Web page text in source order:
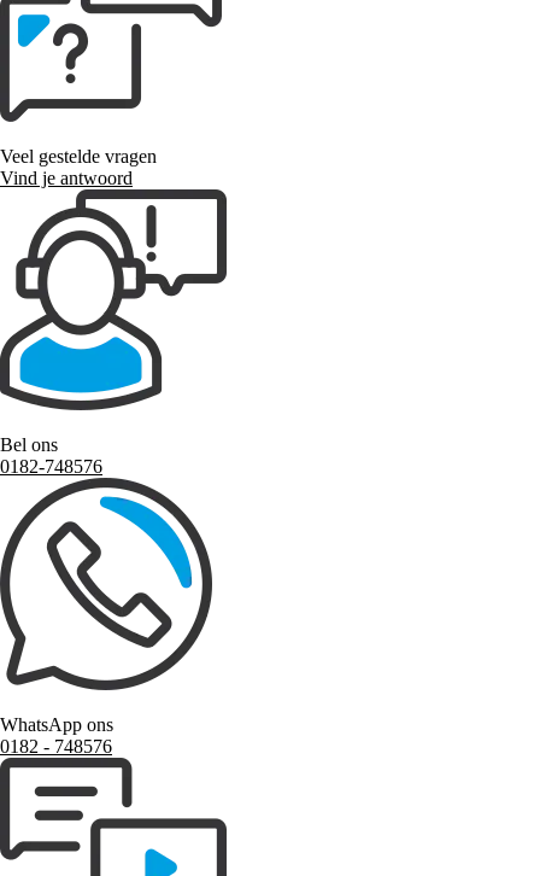
Veel gestelde vragen
Vind je antwoord
Bel ons
0182-748576
WhatsApp ons
0182 ‑ 748576